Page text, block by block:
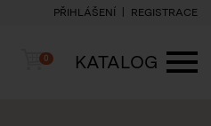
PŘIHLÁŠENÍ REGISTRACE
Košík
0
KATALOG